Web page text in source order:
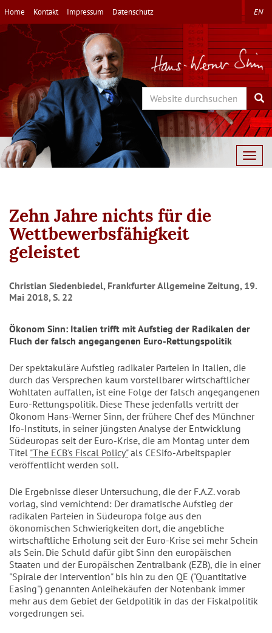
Direkt
zum
Inhalt
Home Kontakt Impressum Datenschutz EN
Search
Zehn Jahre nichts für die
Wettbewerbsfähigkeit
geleistet
Christian Siedenbiedel, Frankfurter Allgemeine Zeitung, 19.
Mai 2018, S. 22
Ökonom Sinn: Italien trifft mit Aufstieg der Radikalen der
Fluch der falsch angegangenen Euro-Rettungspolitik
Der spektakuläre Aufstieg radikaler Parteien in Italien, die
durch das Versprechen kaum vorstellbarer wirtschaftlicher
Wohltaten auffallen, ist eine Folge der falsch angegangenen
Euro-Rettungspolitik. Diese These jedenfalls vertritt der
Ökonom Hans-Werner Sinn, der frühere Chef des Münchner
Ifo-Instituts, in seiner jüngsten Analyse der Entwicklung
Südeuropas seit der Euro-Krise, die am Montag unter dem
Titel "The ECB's Fiscal Policy"als CESifo-Arbeitspapier
veröffentlicht werden soll.
Die Ergebnisse dieser Untersuchung, die der F.A.Z. vorab
vorlag, sind vernichtend: Der dramatische Aufstieg der
radikalen Parteien in Südeuropa folge aus den
ökonomischen Schwierigkeiten dort, die angebliche
wirtschaftliche Erholung seit der Euro-Krise sei mehr Schein
als Sein. Die Schuld dafür gibt Sinn den europäischen
Staaten und der Europäischen Zentralbank (EZB), die in einer
"Spirale der Intervention" bis hin zu den QE ("Quantitative
Easing") genannten Anleihekäufen der Notenbank immer
mehr aus dem Gebiet der Geldpolitik in das der Fiskalpolitik
vorgedrungen sei.